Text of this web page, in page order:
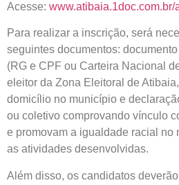
Acesse: www.atibaia.1doc.com.br/
Para realizar a inscrição, será
seguintes documentos:
(RG e CPF ou Carteira Nacional
eleitor da Zona Eleitoral de
domicílio no município e
ou coletivo comprovando vínculo
e promovam a igualdade racial no
as atividades desenvolvidas.
Além disso, os candidatos